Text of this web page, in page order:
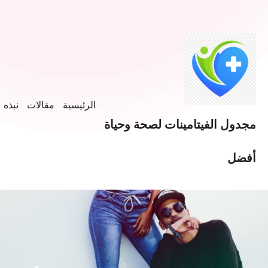
المحتوى
مجدول الفيتامينات لصحة وحياة
أفضل
الرئيسية مقالات نبذه